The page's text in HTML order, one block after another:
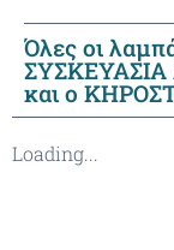
Όλες οι
ΣΥΣΚΕΥΑΣΙΑ
και ο
Loading...